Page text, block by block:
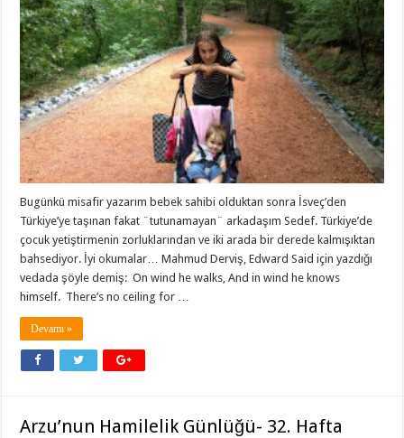
Bugünkü misafir yazarım bebek sahibi olduktan sonra İsveç’den
Türkiye’ye taşınan fakat ¨tutunamayan¨ arkadaşım Sedef. Türkiye’de
çocuk yetiştirmenin zorluklarından ve iki arada bir derede kalmışıktan
bahsediyor. İyi okumalar… Mahmud Derviş, Edward Said için yazdığı
vedada şöyle demiş: On wind he walks, And in wind he knows
himself. There’s no ceiling for …
Devamı »
Arzu’nun Hamilelik Günlüğü- 32. Hafta